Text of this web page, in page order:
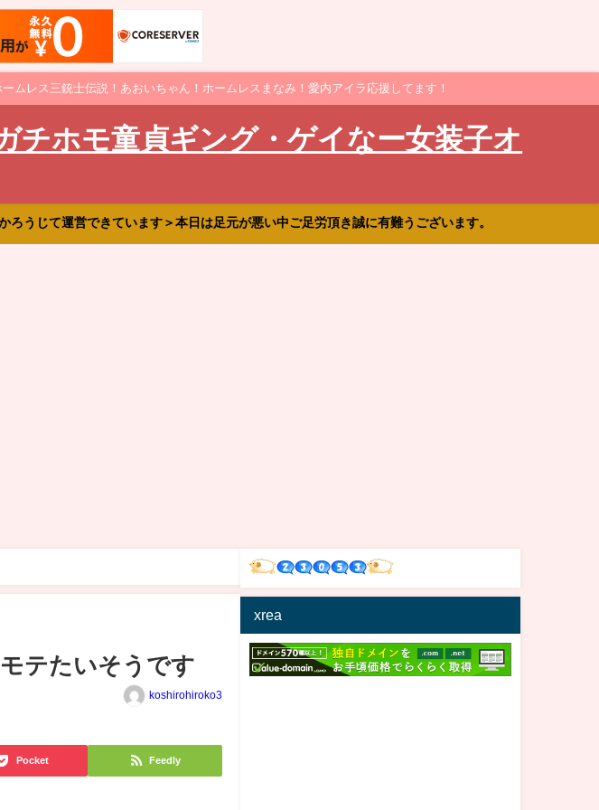
レス三銃士伝説！あおいちゃん！ホームレスまなみ！愛内アイラ応援してます！
チホモ童貞ギング・ゲイなー女装子オ
うじて運営できています＞本日は足元が悪い中ご足労頂き誠に有難うございます。
テたいそうです
koshirohiroko3
Pocket Feedly
xrea